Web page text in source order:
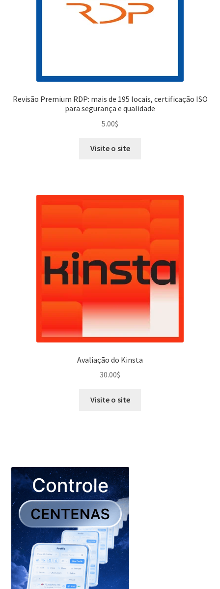
Revisão Premium RDP: mais de 195 locais, certificação ISO
para segurança e qualidade
5.00$
Visite o site
Avaliação do Kinsta
30.00$
Visite o site